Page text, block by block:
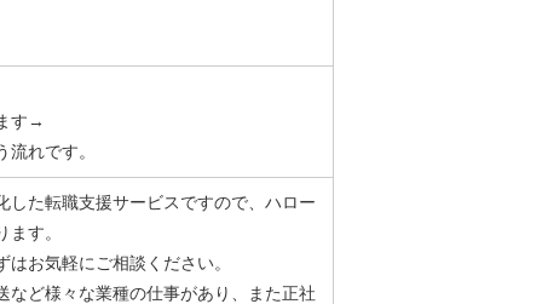
す→
れです。
した転職支援サービスですので、ハロー
す。
お気軽にご相談ください。
など様々な業種の仕事があり、また正社